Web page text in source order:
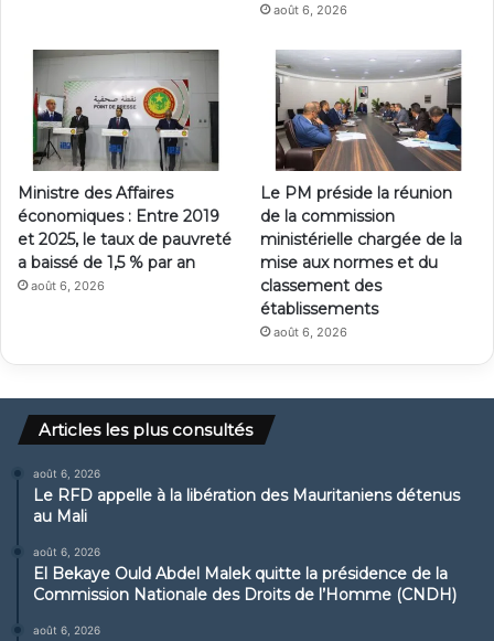
août 6, 2026
Ministre des Affaires
économiques : Entre 2019
et 2025, le taux de pauvreté
a baissé de 1,5 % par an
août 6, 2026
Le PM préside la réunion
de la commission
ministérielle chargée de la
mise aux normes et du
classement des
établissements
août 6, 2026
Articles les plus consultés
août 6, 2026
Le RFD appelle à la libération des Mauritaniens détenus
au Mali
août 6, 2026
El Bekaye Ould Abdel Malek quitte la présidence de la
Commission Nationale des Droits de l’Homme (CNDH)
août 6, 2026